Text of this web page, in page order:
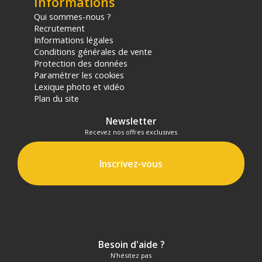
Qui sommes-nous ?
Recrutement
Informations légales
Conditions générales de vente
Protection des données
Paramétrer les cookies
Lexique photo et vidéo
Plan du site
Newsletter
Recevez nos offres exclusives
Inscrivez-vous
Besoin d'aide ?
N'hésitez pas